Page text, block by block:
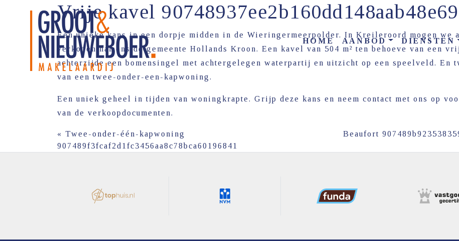
HOME AANBOD DIENSTEN
Vrije kavel
Een unieke kans in een dorpje midden in de Wieringermeerpolder. In Kreileroord mogen we
verkopen namens de gemeente Hollands Kroon. Een kavel van 504 m² ten behoeve van een
achterzijde een bomensingel met achtergelegen waterpartij en uitzicht op een speelveld. En
van een twee-onder-een-kapwoning.
Een uniek geheel in tijden van woningkrapte. Grijp deze kans en neem contact met ons op
van de verkoopdocumenten.
« Twee-onder-één-kapwoning
907489f3fcaf2d1fc3456aa8c78bca60196841
Beaufort